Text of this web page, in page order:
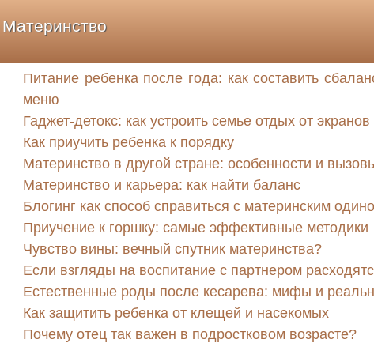
Материнство
Питание ребенка после года: как составить
меню
Гаджет-детокс: как устроить семье отдых от экранов
Как приучить ребенка к порядку
Материнство в другой стране: особенности и
Материнство и карьера: как найти баланс
Блогинг как способ справиться с материнским
Приучение к горшку: самые эффективные методики
Чувство вины: вечный спутник материнства?
Если взгляды на воспитание с партнером
Естественные роды после кесарева: мифы и
Как защитить ребенка от клещей и насекомых
Почему отец так важен в подростковом возрасте?